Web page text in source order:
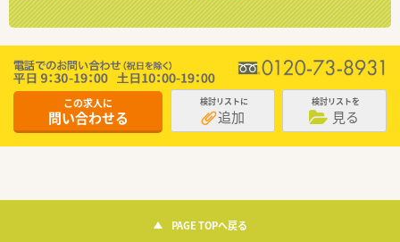
この求人に
問い合わせる
検討リストに
追加
検討リストを
見る
PAGE TOPへ戻る